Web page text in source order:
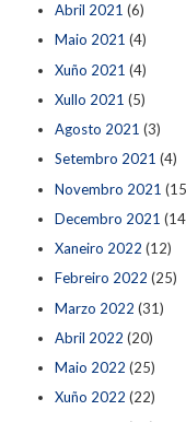
Abril 2021 (6)
Maio 2021 (4)
Xuño 2021 (4)
Xullo 2021 (5)
Agosto 2021 (3)
Setembro 2021 (4)
Novembro 2021
Decembro 2021
Xaneiro 2022 (12)
Febreiro 2022 (25)
Marzo 2022 (31)
Abril 2022 (20)
Maio 2022 (25)
Xuño 2022 (22)